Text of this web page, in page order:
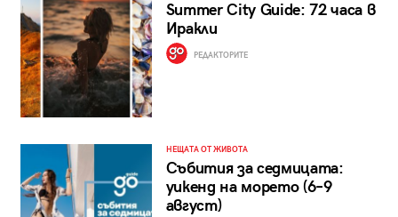
Summer City Guide: 72 часа в
Иракли
РЕДАКТОРИТЕ
НЕЩАТА ОТ ЖИВОТА
Събития за седмицата:
уикенд на морето (6–9
август)